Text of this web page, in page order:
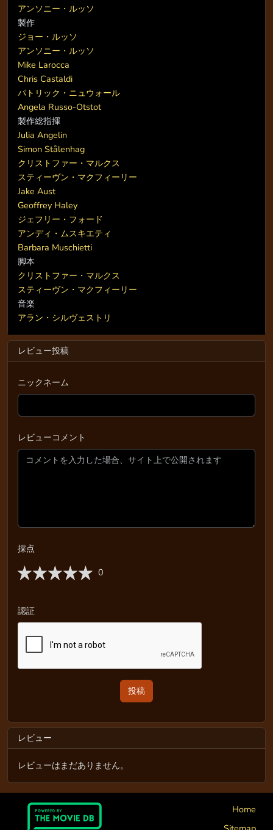
アンソニー・ルッソ
製作
ジョー・ルッソ
アンソニー・ルッソ
Mike Larocca
Chris Castaldi
パトリック・ニュウォール
Angela Russo-Otstot
製作総指揮
Julia Angelin
Simon Stålenhag
クリストファー・マルクス
スティーヴン・マクフィーリー
Jake Aust
Geoffrey Haley
ジェフリー・フォード
アンディ・ムスキエティ
Barbara Muschietti
脚本
クリストファー・マルクス
スティーヴン・マクフィーリー
音楽
アラン・シルヴェストリ
レビュー投稿
ニックネーム
レビューコメント
採点
0
認証
レビュー
レビューはまだありません。
Home